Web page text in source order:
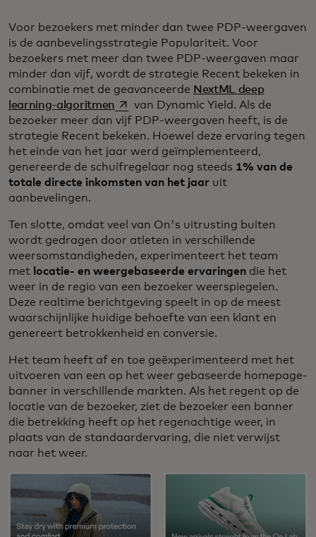
Voor bezoekers met minder dan twee PDP-weergaven
is de aanbevelingsstrategie Populariteit. Voor
bezoekers met meer dan twee PDP-weergaven maar
minder dan vijf, wordt de strategie Recent bekeken in
combinatie met de geavanceerde NextML deep
learning-algoritmenopens in a new tab
van Dynamic Yield. Als de
bezoeker meer dan vijf PDP-weergaven heeft, is de
strategie Recent bekeken. Hoewel deze ervaring tegen
het einde van het jaar werd geïmplementeerd,
genereerde de schuifregelaar nog steeds 1% van de
totale directe inkomsten van het jaar uit
aanbevelingen.
Ten slotte, omdat veel van On's uitrusting buiten
wordt gedragen door atleten in verschillende
weersomstandigheden, experimenteert het team
met locatie- en weergebaseerde ervaringen die het
weer in de regio van een bezoeker weerspiegelen.
Deze realtime berichtgeving speelt in op de meest
waarschijnlijke huidige behoefte van een klant en
genereert betrokkenheid en conversie.
Het team heeft af en toe geëxperimenteerd met het
uitvoeren van een op het weer gebaseerde homepage-
banner in verschillende markten. Als het regent op de
locatie van de bezoeker, ziet de bezoeker een banner
die betrekking heeft op het regenachtige weer, in
plaats van de standaardervaring, die niet verwijst
naar het weer.